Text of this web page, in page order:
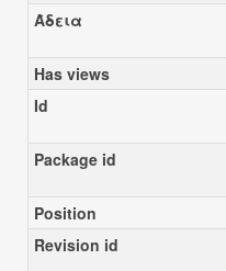
Άδεια
Has views
Id
Package id
Position
Revision id